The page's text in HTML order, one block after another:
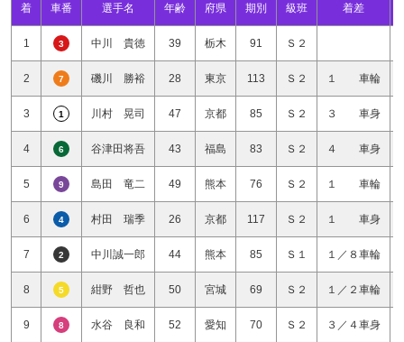
着 車番 選手名 年齢 府県 期別 級班 着差
1 3 中川 貴徳 39 栃木 91 Ｓ２
2 7 磯川 勝裕 28 東京 113 Ｓ２ １ 車輪
3 1 川村 晃司 47 京都 85 Ｓ２ ３ 車身
4 6 谷津田将吾 43 福島 83 Ｓ２ ４ 車身
5 9 島田 竜二 49 熊本 76 Ｓ２ １ 車輪
6 4 村田 瑞季 26 京都 117 Ｓ２ １ 車身
7 2 中川誠一郎 44 熊本 85 Ｓ１ １／８車輪
8 5 紺野 哲也 50 宮城 69 Ｓ２ １／２車輪
9 8 水谷 良和 52 愛知 70 Ｓ２ ３／４車身